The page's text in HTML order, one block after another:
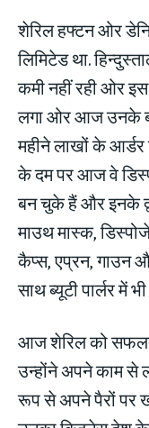
शेरिल हफ्टन ओर
लिमिटेड था.
कमी नहीं रही ओर
लगा ओर आज उनके
महीने लाखों के
के दम पर आज वे
बन चुके हैं और इनके
माउथ मास्क,
कैप्स, एप्रन, गाउन
साथ ब्यूटी पार्लर में
आज शेरिल को
उन्होंने अपने काम से
रूप से अपने पैरों पर